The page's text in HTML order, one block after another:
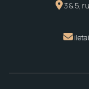
3 & 5,